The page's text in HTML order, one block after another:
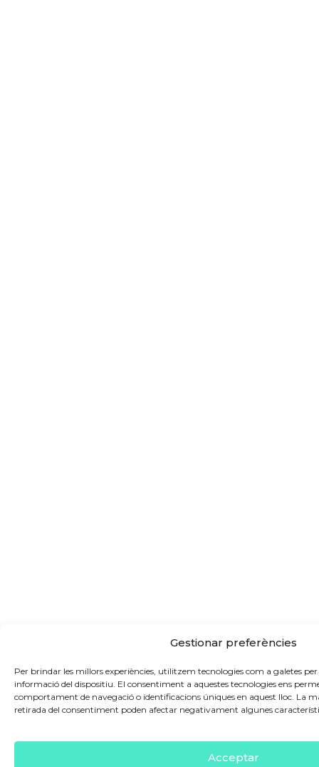
Gestionar preferències
Per brindar les millors experiències, utilitzem tecnologies com a galetes
informació del dispositiu. El consentiment a aquestes tecnologies ens
comportament de navegació o identificacions úniques en aquest lloc. La
retirada del consentiment poden afectar negativament algunes
Acceptar